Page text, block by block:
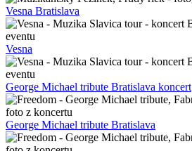
Vesna Bratislava
Vesna
George Michael tribute Bratislava koncert
George Michael tribute Bratislava